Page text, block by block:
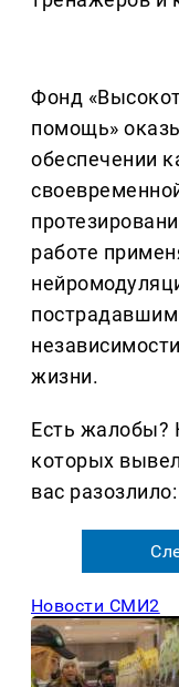
Фонд
помощь»
обеспечении
работе
жизни.
Есть жалобы?
которых
вас
Новости СМИ2